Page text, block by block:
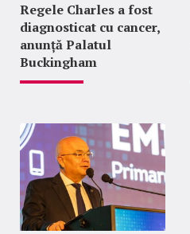
Regele Charles a fost
diagnosticat cu cancer,
anunță Palatul
Buckingham